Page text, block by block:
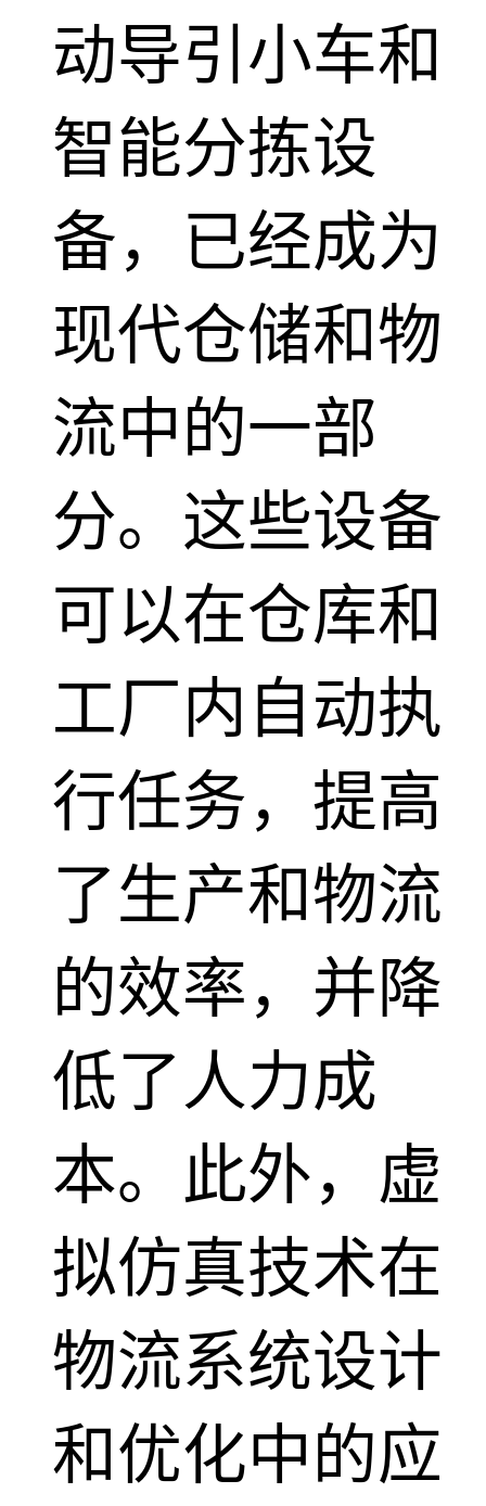
动导引小车和
智能分拣设
备，已经成为
现代仓储和物
流中的一部
分。这些设备
可以在仓库和
工厂内自动执
行任务，提高
了生产和物流
的效率，并降
低了人力成
本。此外，虚
拟仿真技术在
物流系统设计
和优化中的应